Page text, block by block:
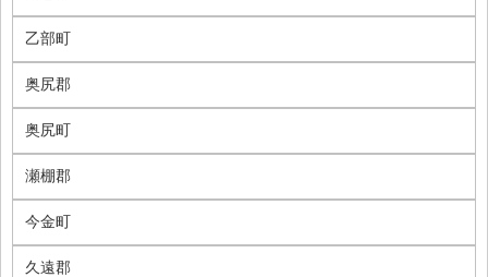
乙部町
奥尻郡
奥尻町
瀬棚郡
今金町
久遠郡